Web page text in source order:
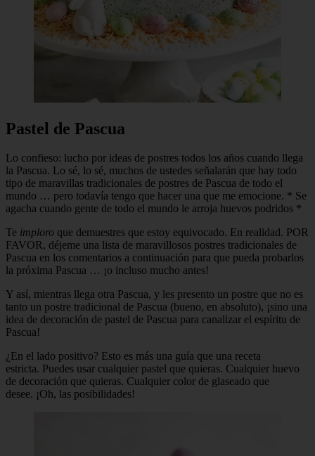
Pastel de Pascua
Lo confieso: lucho por ideas de postres todos los años cuando llega
la Pascua. Lo sé, lo sé, muchos de ustedes señalarán que hay todo
tipo de maravillas tradicionales de postres de Pascua de todo el
mundo … pero todavía tengo que hacer una que me emocione. * Se
agacha cuando gente de todo el mundo le arroja huevos podridos *
Te imploro que demuestres que estoy equivocado. En realidad. POR
FAVOR, déjeme una lista de maravillosos postres tradicionales de
Pascua en los comentarios a continuación para que pueda probarlos
la próxima Pascua … ¡o incluso mucho antes!
Y así, mientras llega otra Pascua, y les presento un postre que no es
tanto un postre tradicional de Pascua (bueno, en absoluto), ¡sino una
idea de decoración de pastel de Pascua para canalizar el espíritu de
Pascua!
¿En el lado positivo? Esto es más una guía que una receta
estricta. Puedes usar cualquier pastel que quieras. Cualquier huevo
de decoración que quieras. Cualquier color de glaseado que
desee. ¡Oh, las posibilidades!